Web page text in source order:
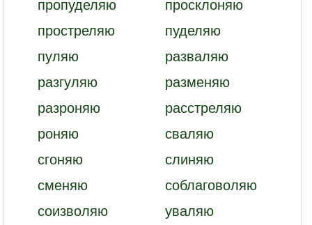
простреляю
пуделяю
пуляю
разваляю
разгуляю
разменяю
разроняю
расстреляю
роняю
сваляю
сгоняю
слиняю
сменяю
соблаговоляю
соизволяю
уваляю